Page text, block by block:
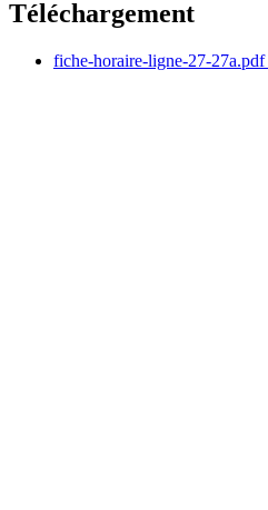
Téléchargement
fiche-horaire-ligne-27-27a.pdf